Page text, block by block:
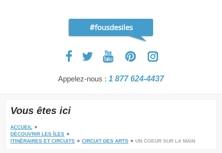
#fousdesiles
Appelez-nous : 1 877 624-4437
Vous êtes ici
ACCUEIL
DÉCOUVRIR LES ÎLES
ITINÉRAIRES ET CIRCUITS
CIRCUIT DES ARTS UN COEUR SUR LA MAIN